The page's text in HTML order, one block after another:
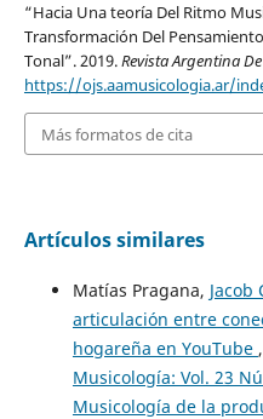
“Hacia Una teoría Del Ritmo
Transformación Del
Tonal”. 2019.Revista Argentina
https://ojs.aamusicologia.ar/
Más formatos de cita
Artículos similares
Matías Pragana, Jacob
articulación entre
hogareña en YouTube ,
Musicología: Vol. 23
Musicología de la